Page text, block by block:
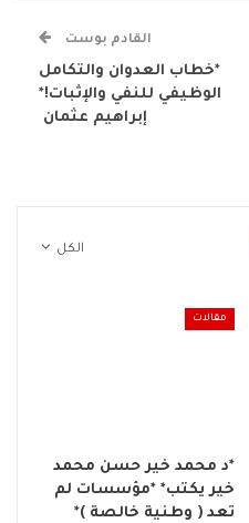
القادم بوست
*خطاب العدوان والتكامل
الوظيفي للنفي والإثبات!*
إبراهيم عثمان
الكل
مقالات
*د محمد خير حسن محمد
خير يكتب* *مؤسسات لم
تعد ( وطنية خالصة )*